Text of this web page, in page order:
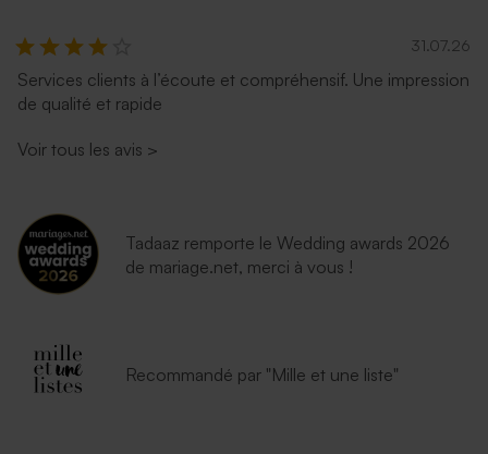
31.07.26
Services clients à l’écoute et compréhensif. Une impression
de qualité et rapide
Voir tous les avis >
Tadaaz remporte le Wedding awards 2026
de mariage.net, merci à vous !
Recommandé par "Mille et une liste"